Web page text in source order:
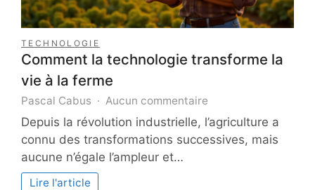
TECHNOLOGIE
Comment la technologie transforme la
vie à la ferme
Pascal Cabus Aucun commentaire
Comment
la
technologie
Depuis la révolution industrielle, l’agriculture a
connu des transformations successives, mais
aucune n’égale l’ampleur et…
Lire l'article